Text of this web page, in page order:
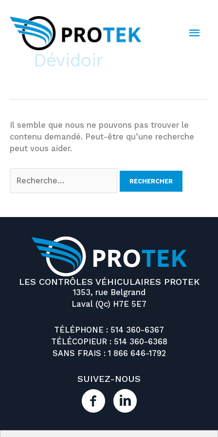
contenu
Dévidoir
Il semble que nous ne pouvons pas trouver le
contenu demandé. Peut-être qu’une recherche
peut vous aider.
LES CONTRÔLES VÉHICULAIRES PROTEK
1353, rue Belgrand
Laval (Qc) H7E 5E7
TÉLÉPHONE : 514 360-6367
TÉLÉCOPIEUR : 514 360-6368
SANS FRAIS : 1 866 646-1792
SUIVEZ-NOUS